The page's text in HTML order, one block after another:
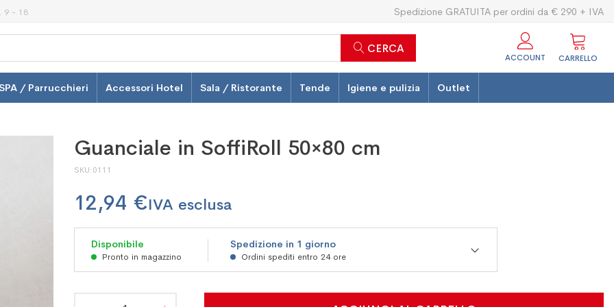
9 - 18 Spedizione GRATUITA per ordini da € 290 + IVA
CERCA
ACCOUNT CARRELLO
/ Parrucchieri Accessori Hotel Sala / Ristorante Tende Igiene e pulizia Outlet
Guanciale in SoffiRoll 50×80 cm
SKU 0111
Disponibile
Pronto in magazzino
Spedizione in 1 giorno
Ordini spediti entro 24 ore
12,94 €